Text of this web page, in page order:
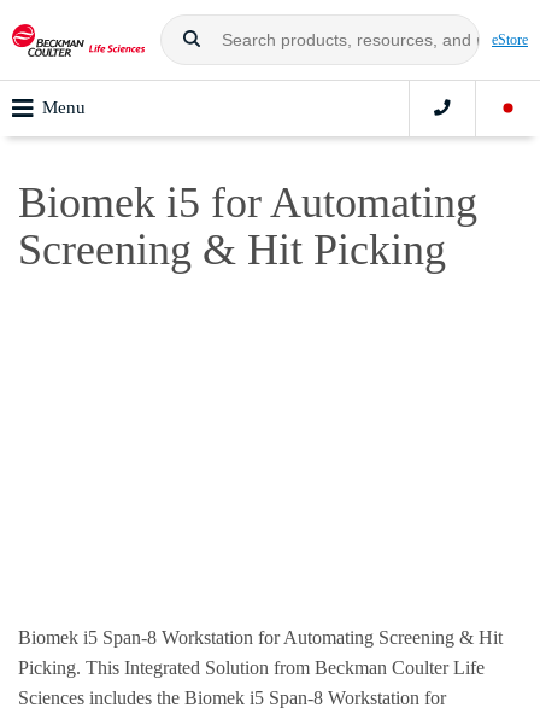
eStore
Menu
Biomek i5 for Automating
Screening & Hit Picking
Biomek i5 Span-8 Workstation for Automating Screening & Hit
Picking. This Integrated Solution from Beckman Coulter Life
Sciences includes the Biomek i5 Span-8 Workstation for